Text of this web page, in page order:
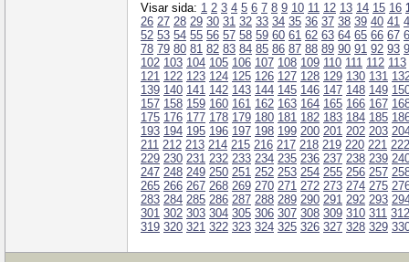
Visar sida: 1 2 3 4 5 6 7 8 9 10 11 12 13 14 15 16
26 27 28 29 30 31 32 33 34 35 36 37 38 39 40 41
52 53 54 55 56 57 58 59 60 61 62 63 64 65 66 67
78 79 80 81 82 83 84 85 86 87 88 89 90 91 92 93
102 103 104 105 106 107 108 109 110 111 112 113
121 122 123 124 125 126 127 128 129 130 131
139 140 141 142 143 144 145 146 147 148 149
157 158 159 160 161 162 163 164 165 166 167
175 176 177 178 179 180 181 182 183 184 185
193 194 195 196 197 198 199 200 201 202 203
211 212 213 214 215 216 217 218 219 220 221 222
229 230 231 232 233 234 235 236 237 238 239
247 248 249 250 251 252 253 254 255 256 257
265 266 267 268 269 270 271 272 273 274 275
283 284 285 286 287 288 289 290 291 292 293
301 302 303 304 305 306 307 308 309 310 311 312
319 320 321 322 323 324 325 326 327 328 329